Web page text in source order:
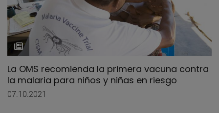
La OMS recomienda la primera vacuna contra
la malaria para niños y niñas en riesgo
07.10.2021